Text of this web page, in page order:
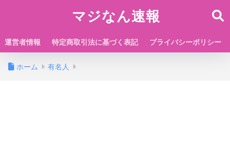
マジなん速報
運営者情報 特定商取引法に基づく表記 プライバシーポリシー
ホーム 有名人